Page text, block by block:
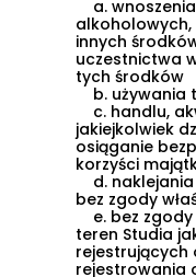
a.
innych
uczestnictwa
tych środków
b. używania
c. handlu,
jakiejkolwiek
osiąganie
korzyści
d.
bez zgody
e. bez zgody
teren Studia
rejestrujących
rejestrowania